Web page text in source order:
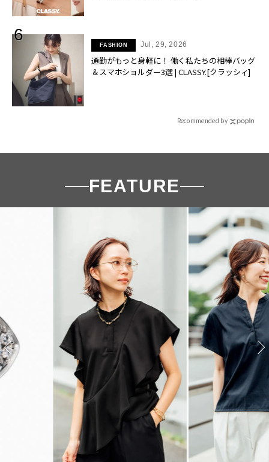
FASHION Jul, 29, 2026
通勤がもっと身軽に！ 働く私たちの相棒バッグ
＆スマホショルダー3選 | CLASSY.[クラッシィ]
Recommended by
FEATURE